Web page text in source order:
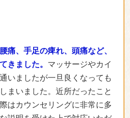
はカウンセリングに非常に多
説明を受けた上で対応いただ
盤）に重点を置いた店には当
を整えることがこんなに大事
で最後の頼みの綱でした。自